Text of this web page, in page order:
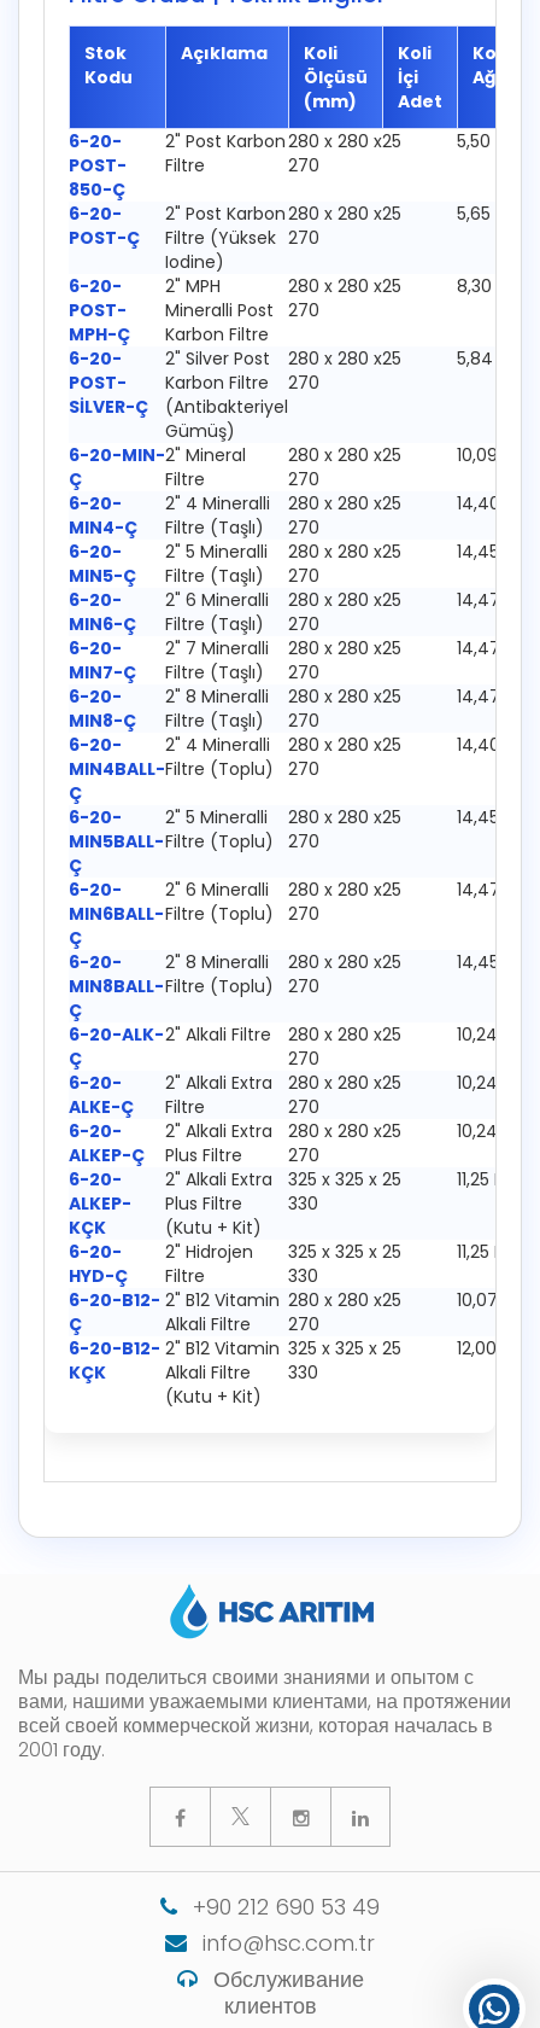
Stok
Kodu
Açıklama
Koli
Ölçüsü
(mm)
Koli
İçi
Adet
Koli
Ağırlık
6-20-
POST-
850-Ç
2" Post Karbon
Filtre
280 x 280 x
270
25 5,50 Kg
6-20-
POST-Ç
2" Post Karbon
Filtre (Yüksek
Iodine)
280 x 280 x
270
25 5,65 Kg
6-20-
POST-
MPH-Ç
2" MPH
Mineralli Post
Karbon Filtre
280 x 280 x
270
25 8,30 Kg
6-20-
POST-
SİLVER-Ç
2" Silver Post
Karbon Filtre
(Antibakteriyel
Gümüş)
280 x 280 x
270
25 5,84 Kg
6-20-MIN-
Ç
2" Mineral
Filtre
280 x 280 x
270
25
10,09 Kg
6-20-
MIN4-Ç
2" 4 Mineralli
Filtre (Taşlı)
280 x 280 x
270
25
14,40 Kg
6-20-
MIN5-Ç
2" 5 Mineralli
Filtre (Taşlı)
280 x 280 x
270
25
14,45 Kg
6-20-
MIN6-Ç
2" 6 Mineralli
Filtre (Taşlı)
280 x 280 x
270
25
14,47 Kg
6-20-
MIN7-Ç
2" 7 Mineralli
Filtre (Taşlı)
280 x 280 x
270
25
14,47 Kg
6-20-
MIN8-Ç
2" 8 Mineralli
Filtre (Taşlı)
280 x 280 x
270
25
14,47 Kg
6-20-
MIN4BALL-
Ç
2" 4 Mineralli
Filtre (Toplu)
280 x 280 x
270
25 14,40 Kg
6-20-
MIN5BALL-
Ç
2" 5 Mineralli
Filtre (Toplu)
280 x 280 x
270
25 14,45 Kg
6-20-
MIN6BALL-
Ç
2" 6 Mineralli
Filtre (Toplu)
280 x 280 x
270
25 14,47 Kg
6-20-
MIN8BALL-
Ç
2" 8 Mineralli
Filtre (Toplu)
280 x 280 x
270
25 14,45 Kg
6-20-ALK-
Ç
2" Alkali Filtre
280 x 280 x
270
25
10,24 Kg
6-20-
ALKE-Ç
2" Alkali Extra
Filtre
280 x 280 x
270
25
10,24 Kg
6-20-
ALKEP-Ç
2" Alkali Extra
Plus Filtre
280 x 280 x
270
25
10,24 Kg
6-20-
ALKEP-
KÇK
2" Alkali Extra
Plus Filtre
(Kutu + Kit)
325 x 325 x
330
25 11,25 Kg
6-20-
HYD-Ç
2" Hidrojen
Filtre
325 x 325 x
330
25
11,25 Kg
6-20-B12-
Ç
2" B12 Vitamin
Alkali Filtre
280 x 280 x
270
25
10,07 Kg
6-20-B12-
KÇK
2" B12 Vitamin
Alkali Filtre
(Kutu + Kit)
325 x 325 x
330
25 12,00 Kg
Мы рады поделиться своими знаниями и опытом с
вами, нашими уважаемыми клиентами, на протяжении
всей своей коммерческой жизни, которая началась в
2001 году.
+90 212 690 53 49
info@hsc.com.tr
Обслуживание
клиентов